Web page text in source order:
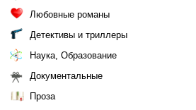
Любовные романы
Детективы и триллеры
Наука, Образование
Документальные
Проза